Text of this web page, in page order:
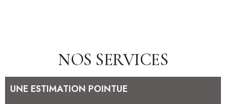
NOS SERVICES
UNE ESTIMATION POINTUE